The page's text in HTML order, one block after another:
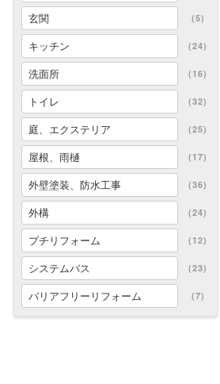
玄関 (5)
キッチン (24)
洗面所 (16)
トイレ (32)
庭、エクステリア (25)
屋根、雨樋 (17)
外壁塗装、防水工事 (36)
外構 (24)
プチリフォーム (12)
システムバス (23)
バリアフリーリフォーム (7)